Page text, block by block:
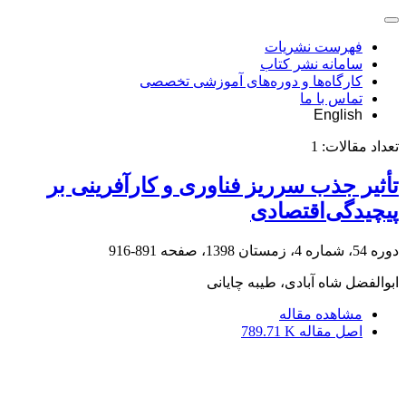
فهرست نشریات
سامانه نشر کتاب
کارگاه‌ها و دوره‌های آموزشی تخصصی
تماس با ما
English
تعداد مقالات: 1
تأثیر جذب سرریز فناوری و کارآفرینی بر
پیچیدگی‌اقتصادی
دوره 54، شماره 4، زمستان 1398، صفحه 891-916
ابوالفضل شاه آبادی، طیبه چایانی
مشاهده مقاله
اصل مقاله 789.71 K